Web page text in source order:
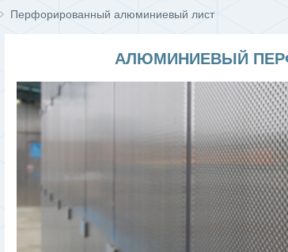
Перфорированный алюминиевый лист
АЛЮМИНИЕВЫЙ